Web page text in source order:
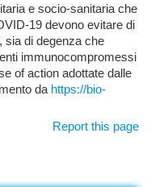
e socio-sanitaria che
19 devono evitare di
sia di degenza che
immunocompromessi
of action adottate dalle
da https://bio-
Report this page